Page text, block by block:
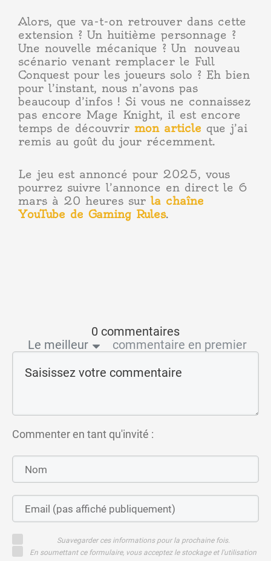
Alors, que va-t-on retrouver dans cette
extension ? Un huitième personnage ?
Une nouvelle mécanique ? Un nouveau
scénario venant remplacer le Full
Conquest pour les joueurs solo ? Eh bien
pour l’instant, nous n’avons pas
beaucoup d’infos ! Si vous ne connaissez
pas encore Mage Knight, il est encore
temps de découvrir mon article que j’ai
remis au goût du jour récemment.
Le jeu est annoncé pour 2025, vous
pourrez suivre l’annonce en direct le 6
mars à 20 heures surla chaîne
YouTube de Gaming Rules.
0 commentaires
Le meilleur
commentaire en premier
Commenter en tant qu'invité :
Suavegarder ces informations pour la prochaine fois.
En soumettant ce formulaire, vous acceptez le stockage et l'utilisation